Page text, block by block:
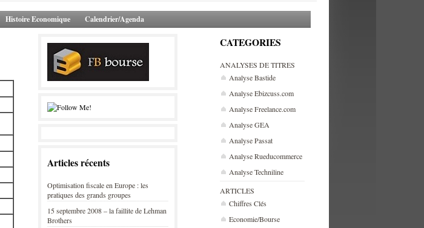
Histoire Economique Calendrier/Agenda
CATEGORIES
ANALYSES DE TITRES
Analyse Bastide
Analyse Ebizcuss.com
Analyse Freelance.com
Analyse GEA
Analyse Passat
Analyse Rueducommerce
Analyse Techniline
ARTICLES
Chiffres Clés
Economie/Bourse
Articles récents
Optimisation fiscale en Europe : les
pratiques des grands groupes
15 septembre 2008 – la faillite de Lehman
Brothers